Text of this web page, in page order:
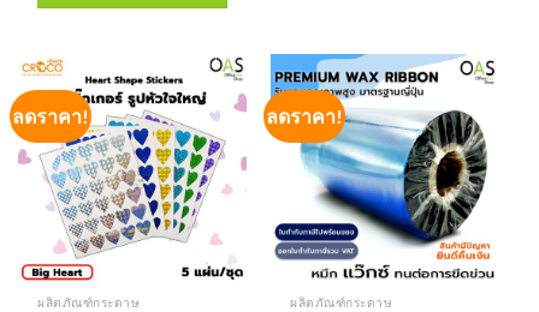
ลดราคา!
ผลิตภัณฑ์กระดาษ
ลดราคา!
ผลิตภัณฑ์กระดาษ